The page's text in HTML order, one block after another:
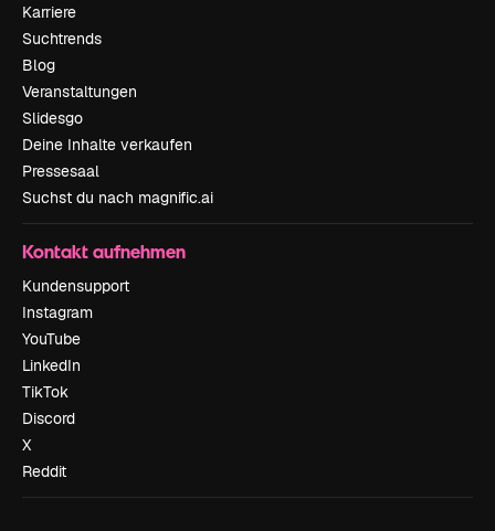
Karriere
Suchtrends
Blog
Veranstaltungen
Slidesgo
Deine Inhalte verkaufen
Pressesaal
Suchst du nach magnific.ai
Kontakt aufnehmen
Kundensupport
Instagram
YouTube
LinkedIn
TikTok
Discord
X
Reddit